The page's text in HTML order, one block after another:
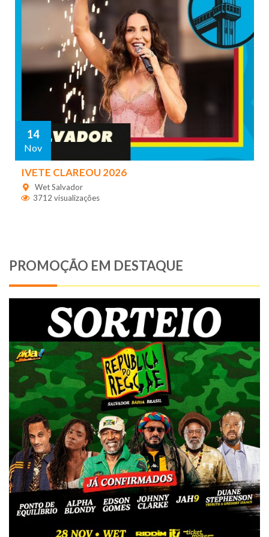
14
Nov
IVETE CLAREOU 2026
Wet Salvador
3712 visualizações
PROMOÇÃO EM DESTAQUE